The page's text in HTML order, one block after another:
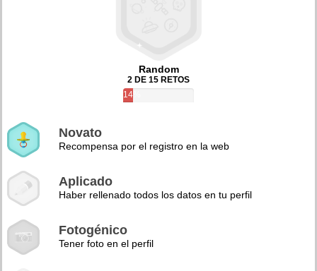
Random
2 DE 15 RETOS
14%
Novato
Recompensa por el registro en la web
Aplicado
Haber rellenado todos los datos en tu perfil
Fotogénico
Tener foto en el perfil